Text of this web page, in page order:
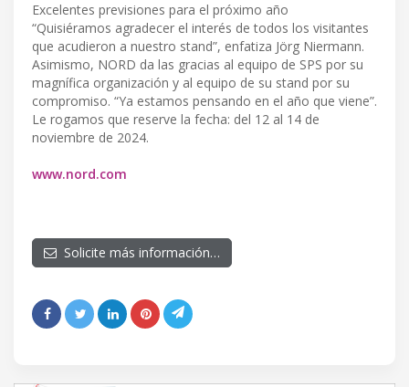
Excelentes previsiones para el próximo año
“Quisiéramos agradecer el interés de todos los visitantes
que acudieron a nuestro stand”, enfatiza Jörg Niermann.
Asimismo, NORD da las gracias al equipo de SPS por su
magnífica organización y al equipo de su stand por su
compromiso. “Ya estamos pensando en el año que viene”.
Le rogamos que reserve la fecha: del 12 al 14 de
noviembre de 2024.
www.nord.com
Solicite más información…